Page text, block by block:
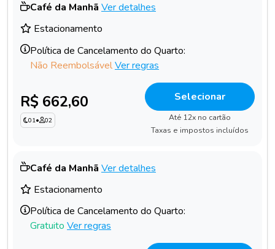
Café da Manhã Ver detalhes
Estacionamento
Política de Cancelamento do Quarto:
Não ReembolsávelVer regras
R$ 662,60
01• 02
Selecionar
Até 12x no cartão
Taxas e impostos incluídos
Café da Manhã Ver detalhes
Estacionamento
Política de Cancelamento do Quarto:
Gratuito Ver regras